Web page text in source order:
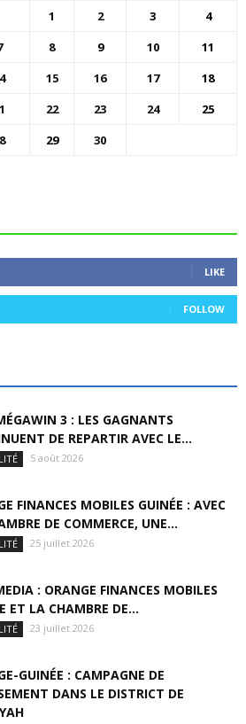
1 2 3
4
8 9 10
11
15 16 17
18
22 23 24
25
29
30
LIKE
FOLLOW
3 : LES GAGNANTS
DE REPARTIR AVEC LE...
5 août 2026
FINANCES MOBILES GUINÉE : AVEC
DE COMMERCE, UNE...
25 juillet 2026
: ORANGE FINANCES MOBILES
ET LA CHAMBRE DE...
23 juillet 2026
GUINÉE : CAMPAGNE DE
DANS LE DISTRICT DE